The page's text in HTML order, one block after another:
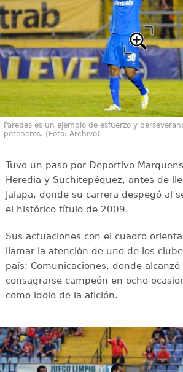
Paredes es un ejemplo de esfuerzo y
peteneros. (Foto: Archivo)
Tuvo un paso por Deportivo
Heredia y Suchitepéquez, antes de
Jalapa, donde su carrera despegó al
el histórico título de 2009.
Sus actuaciones con el cuadro
llamar la atención de uno de los
país: Comunicaciones, donde
consagrarse campeón en ocho
como ídolo de la afición.